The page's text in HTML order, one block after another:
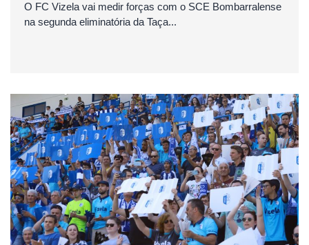
O FC Vizela vai medir forças com o SCE Bombarralense
na segunda eliminatória da Taça...